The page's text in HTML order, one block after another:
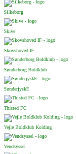
Silkeborg
Skive
Skovshoved IF
Sønderborg Boldklub
SønderjyskE
Thisted FC
Vejle Boldklub Kolding
Vendsyssel